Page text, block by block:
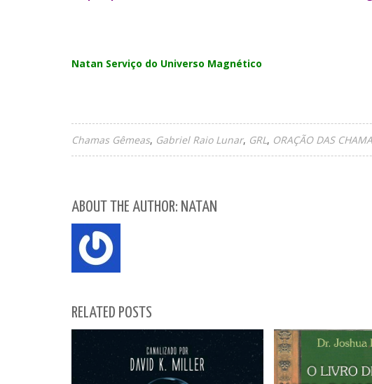
Natan Serviço do Universo Magnético
Chamas Gêmeas Gabriel Raio Lunar GRL ORAÇÃO DAS
ABOUT THE AUTHOR: NATAN
RELATED POSTS